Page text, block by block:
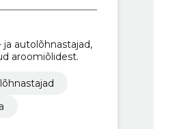
autolõhnastajad,
aroomiõlidest.